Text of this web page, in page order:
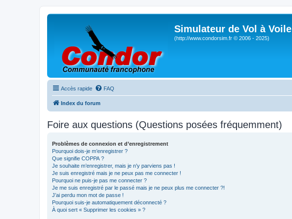
Simulateur de Vol à Voile
(http://www.condorsim.fr © 2006 - 2025)
Accès rapide FAQ
Index du forum
Foire aux questions (Questions posées fréquemment)
Problèmes de connexion et d’enregistrement
Pourquoi dois-je m’enregistrer ?
Que signifie COPPA ?
Je souhaite m’enregistrer, mais je n’y parviens pas !
Je suis enregistré mais je ne peux pas me connecter !
Pourquoi ne puis-je pas me connecter ?
Je me suis enregistré par le passé mais je ne peux plus me connecter ?!
J’ai perdu mon mot de passe !
Pourquoi suis-je automatiquement déconnecté ?
À quoi sert « Supprimer les cookies » ?